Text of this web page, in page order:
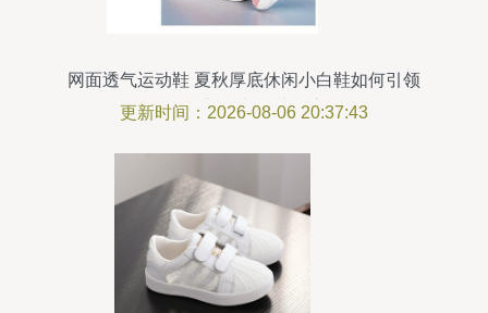
网面透气运动鞋 夏秋厚底休闲小白鞋如何引领
2020春新款老爹鞋潮流？
更新时间：2026-08-06 20:37:43